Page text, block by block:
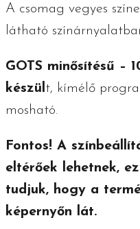
A csomag vegyes
látható
GOTS minősítésű –
készül t, kímélő
mosható.
Fontos! A
eltérőek lehetnek,
tudjuk, hogy a
képernyőn lát.